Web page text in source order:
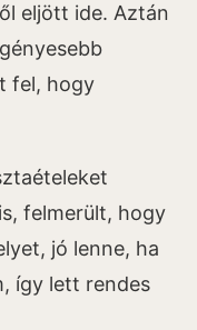
eljött ide. Aztán
fel, hogy
felmerült, hogy
jó lenne, ha
így lett rendes